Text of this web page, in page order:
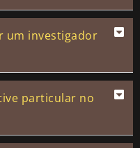
um investigador
particular no